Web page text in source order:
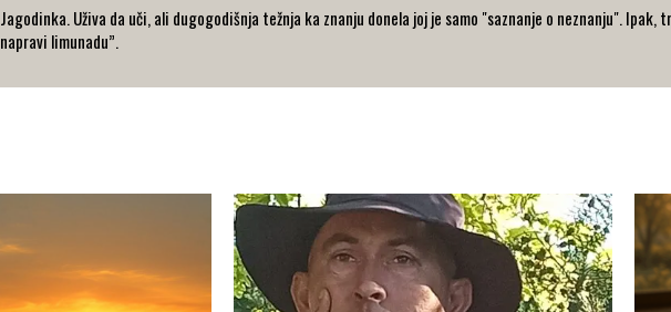
Jagodinka. Uživa da uči, ali dugogodišnja težnja ka znanju donela joj je samo "saznanje o neznanju".
napravi limunadu”.